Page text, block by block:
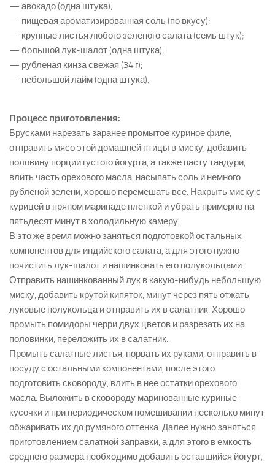
— авокадо (одна штука);
— пищевая ароматизированная соль (по вкусу);
— крупные листья любого зеленого салата (семь штук);
— большой лук-шалот (одна штука);
— рубленая кинза свежая (34 г);
— небольшой лайм (одна штука).
Процесс приготовления:
Брусками нарезать заранее промытое куриное филе,
отправить мясо этой домашней птицы в миску, добавить
половину порции густого йогурта, а также пасту тандури,
влить часть орехового масла, насыпать соль и немного
рубленой зелени, хорошо перемешать все. Накрыть миску с
курицей в пряном маринаде пленкой и убрать примерно на
пятьдесят минут в холодильную камеру.
В это же время можно заняться подготовкой остальных
компонентов для индийского салата, а для этого нужно
почистить лук-шалот и нашинковать его полукольцами.
Отправить нашинкованный лук в какую-нибудь небольшую
миску, добавить крутой кипяток, минут через пять отжать
луковые полукольца и отправить их в салатник. Хорошо
промыть помидоры черри двух цветов и разрезать их на
половинки, переложить их в салатник.
Промыть салатные листья, порвать их руками, отправить в
посуду с остальными компонентами, после этого
подготовить сковороду, влить в нее остатки орехового
масла. Выложить в сковороду маринованные куриные
кусочки и при периодическом помешивании несколько минут
обжаривать их до румяного оттенка. Далее нужно заняться
приготовлением салатной заправки, а для этого в емкость
среднего размера необходимо добавить оставшийся йогурт,